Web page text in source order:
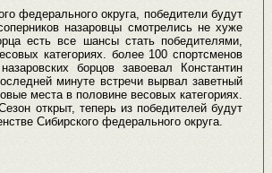
федерального округа, победители будут
назаровцы смотрелись не хуже
есть все шансы стать победителями,
категориях. более 100 спортсменов
борцов завоевал Константин
минуте встречи вырвал заветный
места в половине весовых категориях.
открыт, теперь из победителей будут
Сибирского федерального округа.